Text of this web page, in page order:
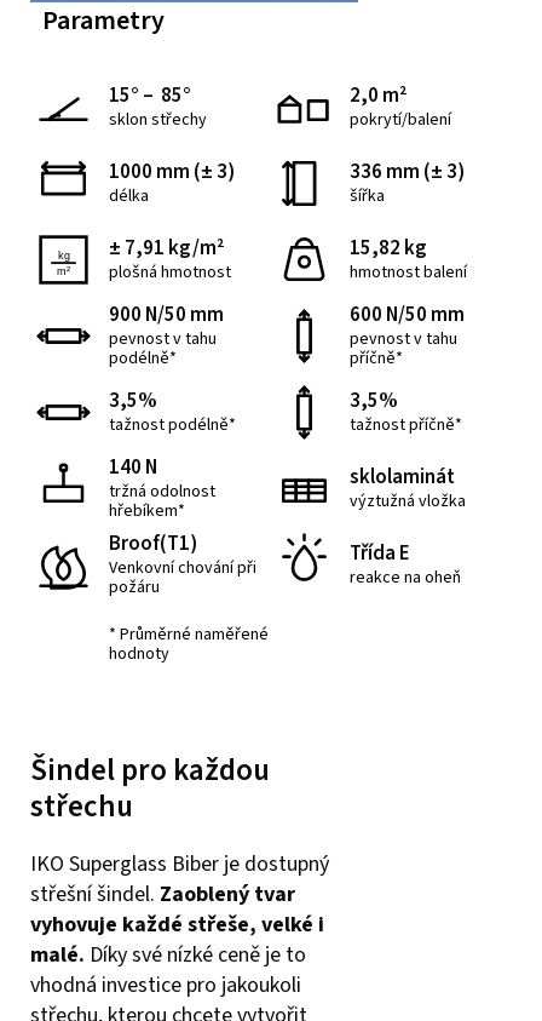
Parametry
15° – 85°
sklon střechy
2,0 m²
pokrytí/balení
1000 mm (± 3)
délka
336 mm (± 3)
šířka
± 7,91 kg/m²
plošná hmotnost
15,82 kg
hmotnost balení
900 N/50 mm
pevnost v tahu
podélně*
600 N/50 mm
pevnost v tahu
příčně*
3,5%
tažnost podélně*
3,5%
tažnost příčně*
140 N
tržná odolnost
hřebíkem*
sklolaminát
výztužná vložka
Broof(T1)
Venkovní chování při
požáru
Třída E
reakce na oheň
* Průměrné naměřené
hodnoty
Šindel pro každou
střechu
IKO Superglass Biber je dostupný
střešní šindel. Zaoblený tvar
vyhovuje každé střeše, velké i
malé. Díky své nízké ceně je to
vhodná investice pro jakoukoli